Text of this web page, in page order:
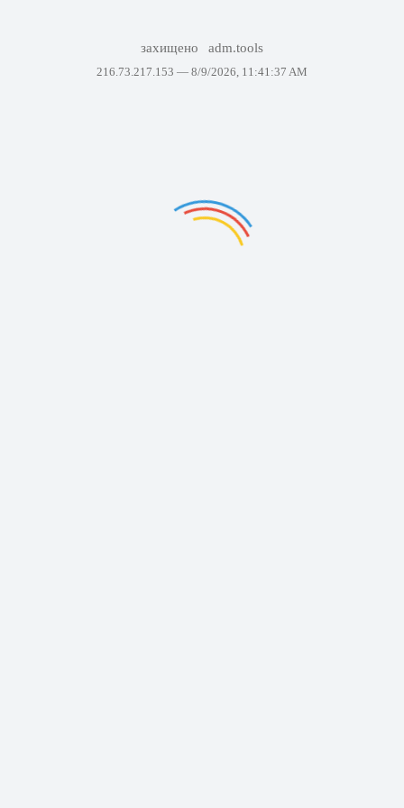
захищено adm.tools
216.73.217.153 — 8/9/2026, 11:41:37 AM